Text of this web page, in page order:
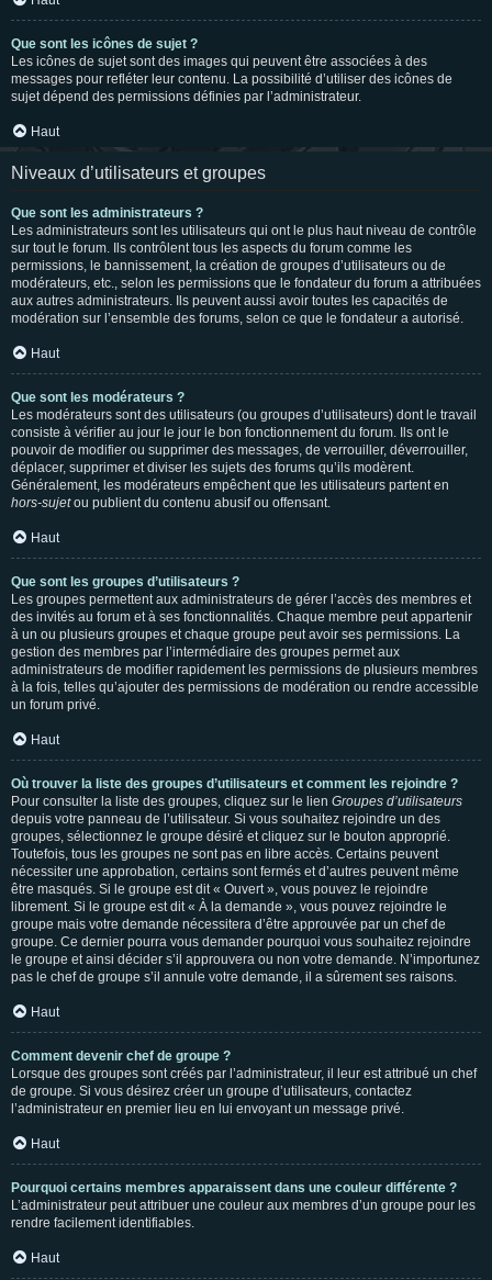
Que sont les icônes de sujet ?
Les icônes de sujet sont des images qui peuvent être associées à des
messages pour refléter leur contenu. La possibilité d’utiliser des icônes de
sujet dépend des permissions définies par l’administrateur.
Haut
Niveaux d’utilisateurs et groupes
Que sont les administrateurs ?
Les administrateurs sont les utilisateurs qui ont le plus haut niveau de contrôle
sur tout le forum. Ils contrôlent tous les aspects du forum comme les
permissions, le bannissement, la création de groupes d’utilisateurs ou de
modérateurs, etc., selon les permissions que le fondateur du forum a attribuées
aux autres administrateurs. Ils peuvent aussi avoir toutes les capacités de
modération sur l’ensemble des forums, selon ce que le fondateur a autorisé.
Haut
Que sont les modérateurs ?
Les modérateurs sont des utilisateurs (ou groupes d’utilisateurs) dont le travail
consiste à vérifier au jour le jour le bon fonctionnement du forum. Ils ont le
pouvoir de modifier ou supprimer des messages, de verrouiller, déverrouiller,
déplacer, supprimer et diviser les sujets des forums qu’ils modèrent.
Généralement, les modérateurs empêchent que les utilisateurs partent en
hors-sujetou publient du contenu abusif ou offensant.
Haut
Que sont les groupes d’utilisateurs ?
Les groupes permettent aux administrateurs de gérer l’accès des membres et
des invités au forum et à ses fonctionnalités. Chaque membre peut appartenir
à un ou plusieurs groupes et chaque groupe peut avoir ses permissions. La
gestion des membres par l’intermédiaire des groupes permet aux
administrateurs de modifier rapidement les permissions de plusieurs membres
à la fois, telles qu’ajouter des permissions de modération ou rendre accessible
un forum privé.
Haut
Où trouver la liste des groupes d’utilisateurs et comment les rejoindre ?
Pour consulter la liste des groupes, cliquez sur le lien Groupes d’utilisateurs
depuis votre panneau de l’utilisateur. Si vous souhaitez rejoindre un des
groupes, sélectionnez le groupe désiré et cliquez sur le bouton approprié.
Toutefois, tous les groupes ne sont pas en libre accès. Certains peuvent
nécessiter une approbation, certains sont fermés et d’autres peuvent même
être masqués. Si le groupe est dit « Ouvert », vous pouvez le rejoindre
librement. Si le groupe est dit « À la demande », vous pouvez rejoindre le
groupe mais votre demande nécessitera d’être approuvée par un chef de
groupe. Ce dernier pourra vous demander pourquoi vous souhaitez rejoindre
le groupe et ainsi décider s’il approuvera ou non votre demande. N’importunez
pas le chef de groupe s’il annule votre demande, il a sûrement ses raisons.
Haut
Comment devenir chef de groupe ?
Lorsque des groupes sont créés par l’administrateur, il leur est attribué un chef
de groupe. Si vous désirez créer un groupe d’utilisateurs, contactez
l’administrateur en premier lieu en lui envoyant un message privé.
Haut
Pourquoi certains membres apparaissent dans une couleur différente ?
L’administrateur peut attribuer une couleur aux membres d’un groupe pour les
rendre facilement identifiables.
Haut